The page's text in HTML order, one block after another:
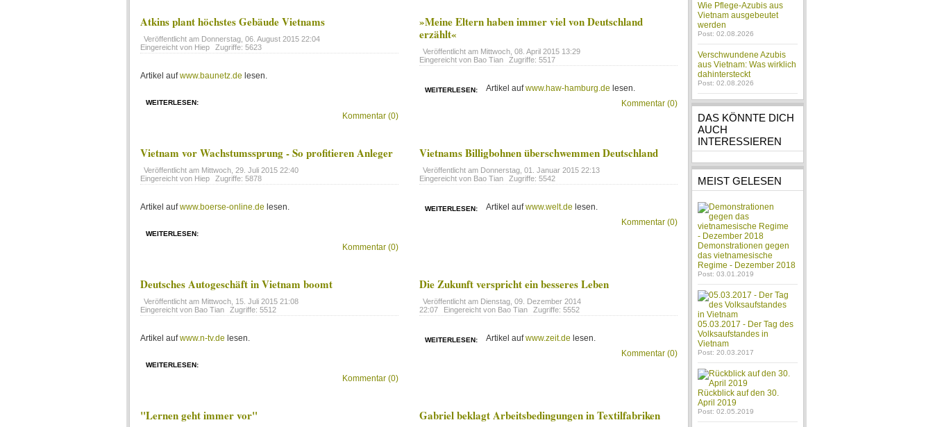
Atkins plant höchstes Gebäude Vietnams
Veröffentlicht am Donnerstag, 06. August 2015 22:04
Eingereicht von Hiep
Zugriffe: 5623
Artikel aufwww.baunetz.de lesen.
WEITERLESEN:
Kommentar (0)
»Meine Eltern haben immer viel von Deutschland
erzählt«
Veröffentlicht am Mittwoch, 08. April 2015 13:29
Eingereicht von Bao Tian
Zugriffe: 5517
Artikel aufwww.haw-hamburg.de lesen.
WEITERLESEN:
Kommentar (0)
Vietnam vor Wachstumssprung - So profitieren Anleger
Veröffentlicht am Mittwoch, 29. Juli 2015 22:40
Eingereicht von Hiep
Zugriffe: 5878
Artikel aufwww.boerse-online.de lesen.
WEITERLESEN:
Kommentar (0)
Vietnams Billigbohnen überschwemmen Deutschland
Veröffentlicht am Donnerstag, 01. Januar 2015 22:13
Eingereicht von Bao Tian
Zugriffe: 5542
Artikel aufwww.welt.de lesen.
WEITERLESEN:
Kommentar (0)
Deutsches Autogeschäft in Vietnam boomt
Veröffentlicht am Mittwoch, 15. Juli 2015 21:08
Eingereicht von Bao Tian
Zugriffe: 5512
Artikel aufwww.n-tv.de lesen.
WEITERLESEN:
Kommentar (0)
Die Zukunft verspricht ein besseres Leben
Veröffentlicht am Dienstag, 09. Dezember 2014
22:07
Eingereicht von Bao Tian Zugriffe: 5552
Artikel aufwww.zeit.de lesen.
WEITERLESEN:
Kommentar (0)
"Lernen geht immer vor" Gabriel beklagt Arbeitsbedingungen in Textilfabriken
Wie Pflege-Azubis aus
Vietnam ausgebeutet
werden
Post: 02.08.2026
Verschwundene Azubis
aus Vietnam: Was wirklich
dahintersteckt
Post: 02.08.2026
DAS KÖNNTE DICH
AUCH
INTERESSIEREN
MEIST GELESEN
Demonstrationen gegen
das vietnamesische
Regime - Dezember 2018
Post: 03.01.2019
05.03.2017 - Der Tag des
Volksaufstandes in
Vietnam
Post: 20.03.2017
Rückblick auf den 30.
April 2019
Post: 02.05.2019